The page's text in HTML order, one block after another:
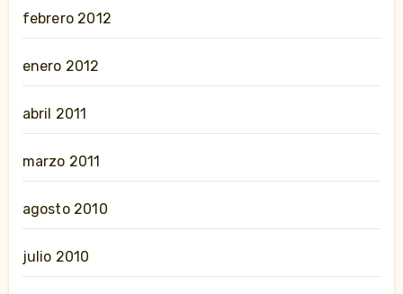
febrero 2012
enero 2012
abril 2011
marzo 2011
agosto 2010
julio 2010